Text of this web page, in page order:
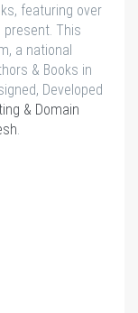
featuring over
This
a national
& Books in
Developed
& Domain
.